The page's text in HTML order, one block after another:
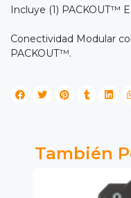
Incluye (1) PACKOUT™
Conectividad Modular
PACKOUT™.
También